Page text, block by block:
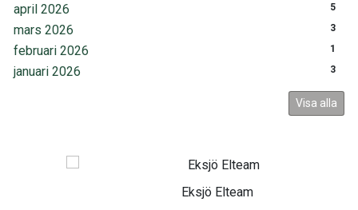
april 2026 5
mars 2026 3
februari 2026 1
januari 2026 3
Visa alla
Eksjö Elteam